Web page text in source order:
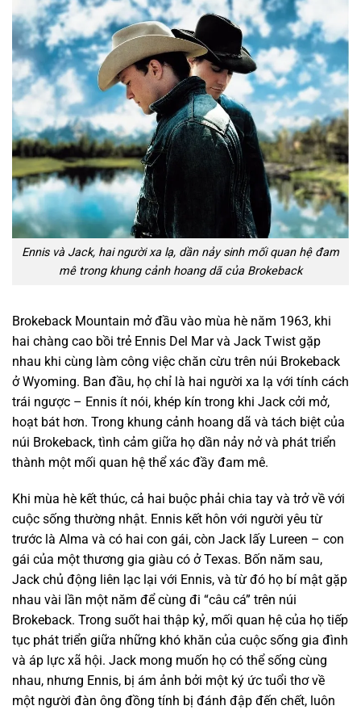
Ennis và Jack, hai người xa lạ, dần nảy sinh mối quan hệ đam
mê trong khung cảnh hoang dã của Brokeback
Brokeback Mountain mở đầu vào mùa hè năm 1963, khi
hai chàng cao bồi trẻ Ennis Del Mar và Jack Twist gặp
nhau khi cùng làm công việc chăn cừu trên núi Brokeback
ở Wyoming. Ban đầu, họ chỉ là hai người xa lạ với tính cách
trái ngược – Ennis ít nói, khép kín trong khi Jack cởi mở,
hoạt bát hơn. Trong khung cảnh hoang dã và tách biệt của
núi Brokeback, tình cảm giữa họ dần nảy nở và phát triển
thành một mối quan hệ thể xác đầy đam mê.
Khi mùa hè kết thúc, cả hai buộc phải chia tay và trở về với
cuộc sống thường nhật. Ennis kết hôn với người yêu từ
trước là Alma và có hai con gái, còn Jack lấy Lureen – con
gái của một thương gia giàu có ở Texas. Bốn năm sau,
Jack chủ động liên lạc lại với Ennis, và từ đó họ bí mật gặp
nhau vài lần một năm để cùng đi “câu cá” trên núi
Brokeback. Trong suốt hai thập kỷ, mối quan hệ của họ tiếp
tục phát triển giữa những khó khăn của cuộc sống gia đình
và áp lực xã hội. Jack mong muốn họ có thể sống cùng
nhau, nhưng Ennis, bị ám ảnh bởi một ký ức tuổi thơ về
một người đàn ông đồng tính bị đánh đập đến chết, luôn